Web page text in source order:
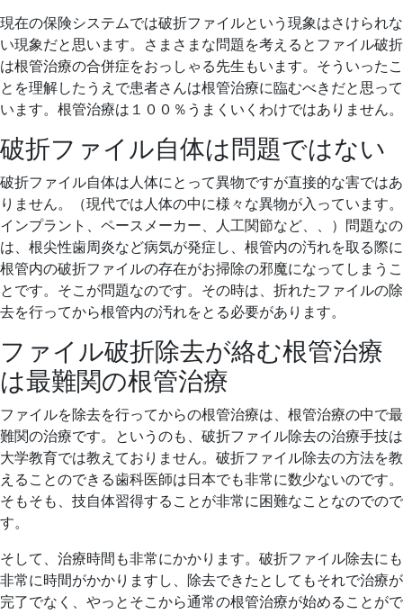
現在の保険システムでは破折ファイルという現象はさけられな
い現象だと思います。さまさまな問題を考えるとファイル破折
は根管治療の合併症をおっしゃる先生もいます。そういったこ
とを理解したうえで患者さんは根管治療に臨むべきだと思って
います。根管治療は１００％うまくいくわけではありません。
破折ファイル自体は問題ではない
破折ファイル自体は人体にとって異物ですが直接的な害ではあ
りません。（現代では人体の中に様々な異物が入っています。
インプラント、ペースメーカー、人工関節など、、）問題なの
は、根尖性歯周炎など病気が発症し、根管内の汚れを取る際に
根管内の破折ファイルの存在がお掃除の邪魔になってしまうこ
とです。そこが問題なのです。その時は、折れたファイルの除
去を行ってから根管内の汚れをとる必要があります。
ファイル破折除去が絡む根管治療
は最難関の根管治療
ファイルを除去を行ってからの根管治療は、根管治療の中で最
難関の治療です。というのも、破折ファイル除去の治療手技は
大学教育では教えておりません。破折ファイル除去の方法を教
えることのできる歯科医師は日本でも非常に数少ないのです。
そもそも、技自体習得することが非常に困難なことなのでので
す。
そして、治療時間も非常にかかります。破折ファイル除去にも
非常に時間がかかりますし、除去できたとしてもそれで治療が
完了でなく、やっとそこから通常の根管治療が始めることがで